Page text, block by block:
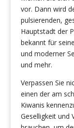
vor. Dann wird
pulsierenden,
Hauptstadt der
bekannt für
und moderner
und mehr.
Verpassen Sie
einen der am
Kiwanis
Geselligkeit und